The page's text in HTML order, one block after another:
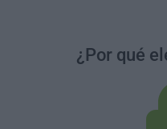
¿Por qué